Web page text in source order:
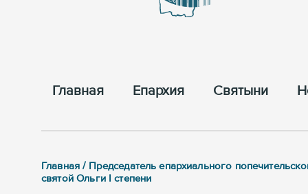
Главная Епархия Cвятыни
Главная / Председатель епархиального
святой Ольги I степени